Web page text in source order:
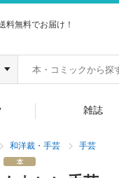
料無料でお届け！
雑誌
和洋裁・手芸 手芸